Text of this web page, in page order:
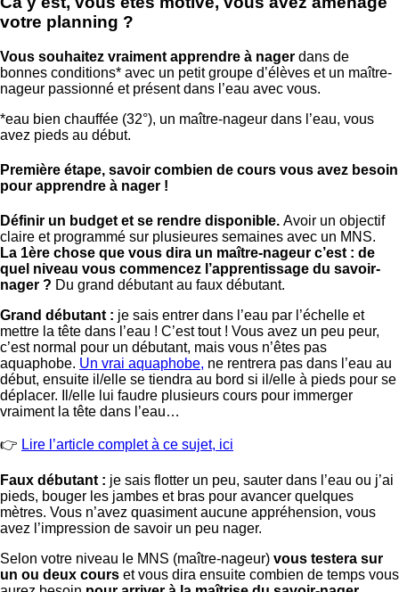
votre planning ?
Vous souhaitez vraiment apprendre à nager dans de
bonnes conditions* avec un petit groupe d’élèves et un maître-
nageur passionné et présent dans l’eau avec vous.
*eau bien chauffée (32°), un maître-nageur dans l’eau, vous
avez pieds au début.
Première étape, savoir combien de cours vous avez besoin
pour apprendre à nager !
Définir un budget et se rendre disponible. Avoir un objectif
claire et programmé sur plusieures semaines avec un MNS.
La 1ère chose que vous dira un maître-nageur c’est : de
quel niveau vous commencez l’apprentissage du savoir-
nager ? Du grand débutant au faux débutant.
Grand débutant : je sais entrer dans l’eau par l’échelle et
mettre la tête dans l’eau ! C’est tout ! Vous avez un peu peur,
c’est normal pour un débutant, mais vous n’êtes pas
aquaphobe. Un vrai aquaphobe, ne rentrera pas dans l’eau au
début, ensuite il/elle se tiendra au bord si il/elle à pieds pour se
déplacer. Il/elle lui faudre plusieurs cours pour immerger
vraiment la tête dans l’eau…
👉 Lire l’article complet à ce sujet, ici
Faux débutant : je sais flotter un peu, sauter dans l’eau ou j’ai
pieds, bouger les jambes et bras pour avancer quelques
mètres. Vous n’avez quasiment aucune appréhension, vous
avez l’impression de savoir un peu nager.
Selon votre niveau le MNS (maître-nageur) vous testera sur
un ou deux cours et vous dira ensuite combien de temps vous